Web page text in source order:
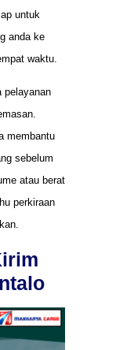
untuk
anda ke
waktu.
pelayanan
membantu
sebelum
atau berat
perkiraan